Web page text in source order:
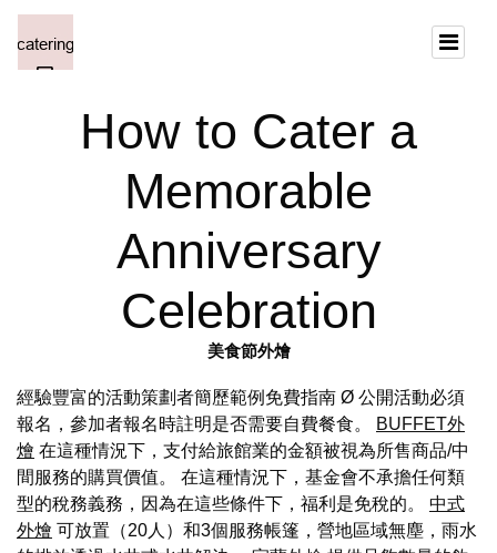
How to Cater a
Memorable
Anniversary
Celebration
美食節外燴
經驗豐富的活動策劃者簡歷範例免費指南 Ø 公開活動必須
報名，參加者報名時註明是否需要自費餐食。
BUFFET外
燴 在這種情況下，支付給旅館業的金額被視為所售商品/中
間服務的購買價值。 在這種情況下，基金會不承擔任何類
型的稅務義務，因為在這些條件下，福利是免稅的。 中式
外燴 可放置（20人）和3個服務帳篷，營地區域無塵，雨水